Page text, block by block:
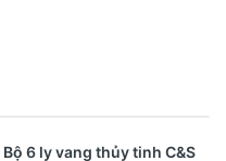
Xem nhanh
Bộ 6 ly vang thủy tinh C&S